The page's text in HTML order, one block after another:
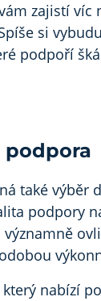
zajistí víc
si
podpoří
podpora
také výběr
podpory
nabízí